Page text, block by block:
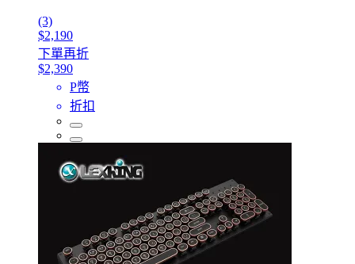
(3)
$2,190
下單再折
$2,390
P幣
折扣